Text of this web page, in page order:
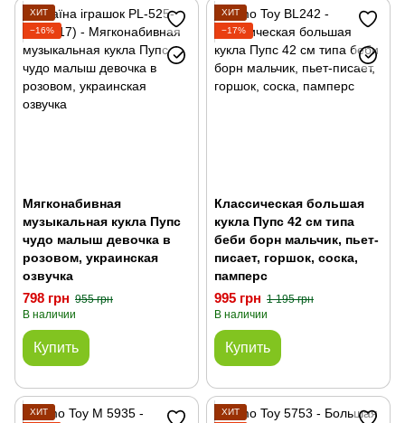
ХИТ
−16%
Мягконабивная
музыкальная кукла Пупс
чудо малыш девочка в
розовом, украинская
озвучка
798 грн 955 грн
В наличии
Купить
ХИТ
−17%
Классическая большая
кукла Пупс 42 см типа
беби борн мальчик, пьет-
писает, горшок, соска,
памперс
995 грн 1 195 грн
В наличии
Купить
ХИТ
ХИТ